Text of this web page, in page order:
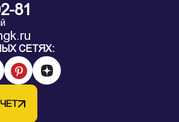
81
СЕТЯХ: